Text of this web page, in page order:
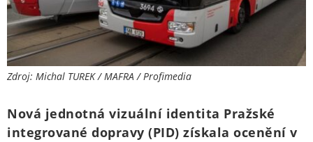
Zdroj: Michal TUREK / MAFRA / Profimedia
Nová jednotná vizuální identita Pražské
integrované dopravy (PID) získala ocenění v